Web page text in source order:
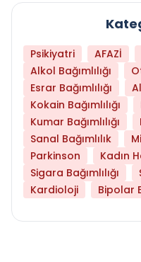
Psikiyatri AFAZİ
Alkol Bağımlılığı
Esrar Bağımlılığı
Kokain Bağımlılığı
Kumar Bağımlılığı
Sanal Bağımlılık
Parkinson
Kadın
Sigara Bağımlılığı
Kardioloji
Bipolar